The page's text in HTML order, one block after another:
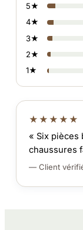
5★
4★
3★
2★
1★
★★★★★
« Six pièces
chaussures
— Client